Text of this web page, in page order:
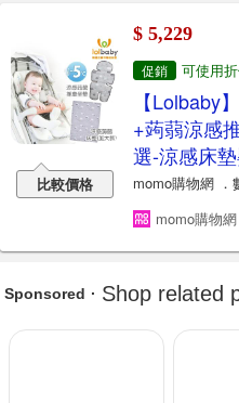
比較價格
$ 5,229
促銷 可使用
【Lolbaby
+蒟蒻涼感
選-涼感床
momo購物網 ．
momo購物網